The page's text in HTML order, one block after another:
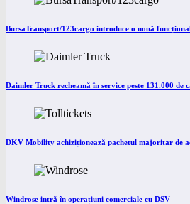
BursaTransport/123cargo introduce o nouă
Daimler Truck recheamă în service peste 131.000 de
DKV Mobility achiziționează pachetul majoritar de
Windrose intră în operațiuni comerciale cu DSV